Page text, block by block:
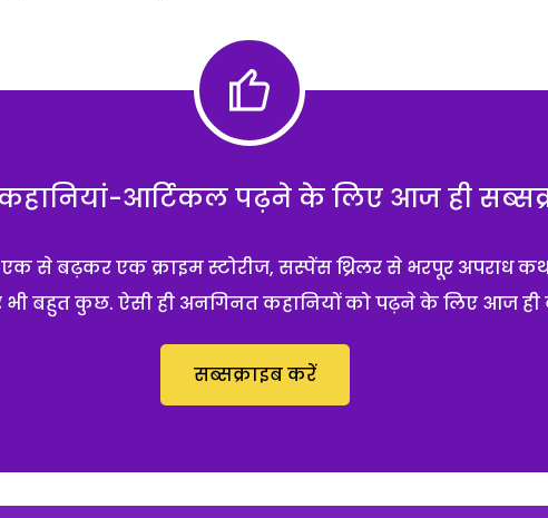
आर्टिकल पढ़ने के लिए आज ही
से बढ़कर एक क्राइम स्टोरीज, सस्पेंस थ्रिलर से भरपूर अपराध
भी बहुत कुछ. ऐसी ही अनगिनत कहानियों को पढ़ने के लिए आज ही
सब्सक्राइब करें